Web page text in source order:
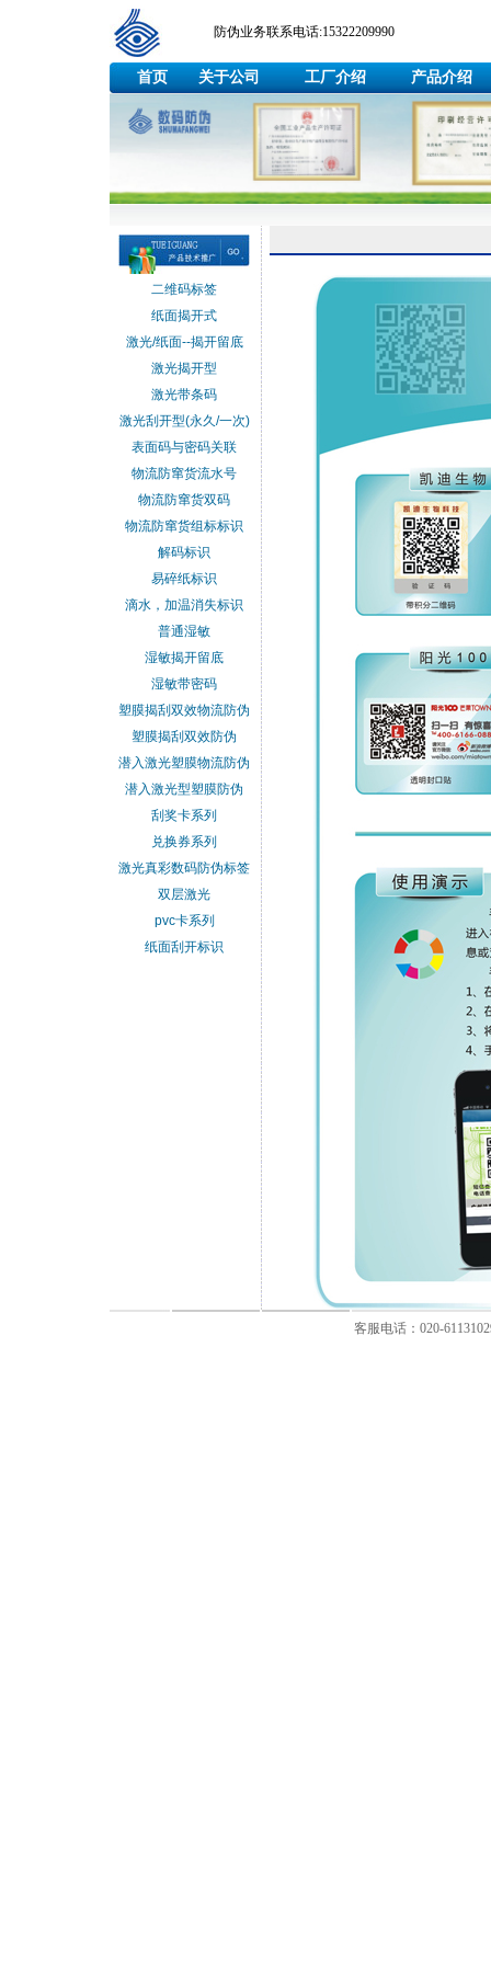
防伪业务联系电话:15322209990
首页 关于公司 工厂介绍 产品介绍
二维码标签
纸面揭开式
激光/纸面--揭开留底
激光揭开型
激光带条码
激光刮开型(永久/一次)
表面码与密码关联
物流防窜货流水号
物流防窜货双码
物流防窜货组标标识
解码标识
易碎纸标识
滴水，加温消失标识
普通湿敏
湿敏揭开留底
湿敏带密码
塑膜揭刮双效物流防伪
塑膜揭刮双效防伪
潜入激光塑膜物流防伪
潜入激光型塑膜防伪
刮奖卡系列
兑换券系列
激光真彩数码防伪标签
双层激光
pvc卡系列
纸面刮开标识
客服电话：020-